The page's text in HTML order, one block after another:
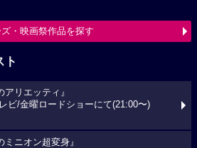
・映画祭作品を探す
ト
アリエッティ』
ビ/金曜ロードショーにて(21:00〜)
ミニオン超変身』